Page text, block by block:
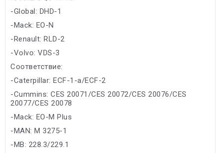
-Global: DHD-1
-Mack: EO-N
-Renault: RLD-2
-Volvo: VDS-3
Соответствие:
-Caterpillar: ECF-1-a/ECF-2
-Cummins: CES 20071/CES 20072/CES 20076/CES
20077/CES 20078
-Mack: EO-M Plus
-MAN: M 3275-1
-MB: 228.3/229.1